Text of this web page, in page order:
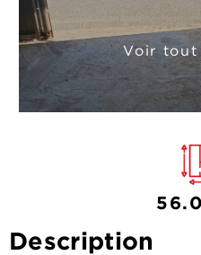
Voir tout
Description